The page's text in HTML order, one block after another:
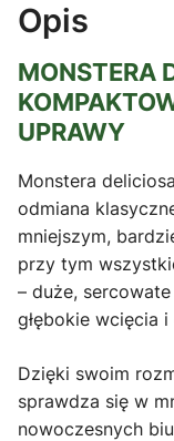
Opis
MONSTERA
UPRAWY
Monstera
odmiana
mniejszym,
przy tym
– duże,
głębokie wcięcia
Dzięki swoim
sprawdza się w
nowoczesnych